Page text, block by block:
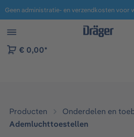
naar navigatie B2B-platform
€ 0,00*
Producten
Onderdelen en
Ademluchttoestellen